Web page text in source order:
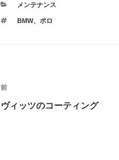
カ
ゴ
メンテナンス
タ
BMW、 ポロ
投
稿
前
の
前
ヴィッツのコーティング